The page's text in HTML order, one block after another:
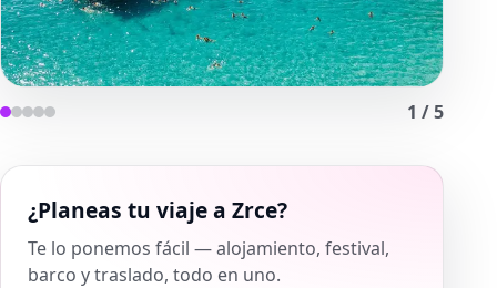
1 /5
¿Planeas tu viaje a Zrce?
Te lo ponemos fácil — alojamiento, festival,
barco y traslado, todo en uno.